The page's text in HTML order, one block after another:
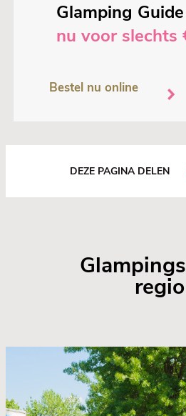
Glamping Guide
nu voor slechts
Bestel nu online
DEZE PAGINA DELEN
regio